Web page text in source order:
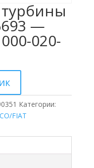
—
020-
Категории:
FIAT